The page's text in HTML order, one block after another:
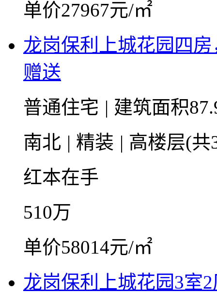
单价27967元/㎡
龙岗保利上城花园四
赠送
普通住宅 | 建筑面积
南北 | 精装 | 高楼层(
红本在手
510万
单价58014元/㎡
龙岗保利上城花园3室